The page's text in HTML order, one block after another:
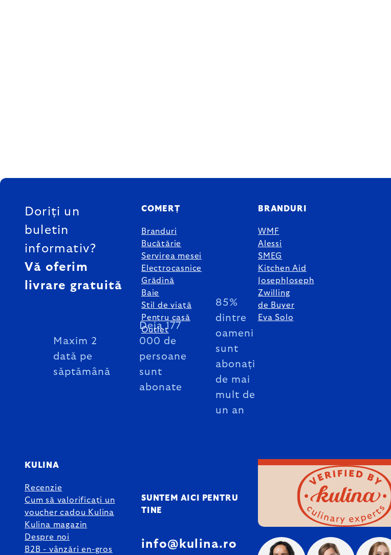
SUBSOL
Doriți un
buletin
informativ?
Vă oferim
livrare gratuită
Maxim 2
dată pe
săptămână
Deja 177
000 de
persoane
sunt
abonate
85%
dintre
oameni
sunt
abonați
de mai
mult de
un an
COMERȚ
Branduri
Bucătărie
Servirea mesei
Electrocasnice
Grădină
Baie
Stil de viață
Pentru casă
Outlet
BRANDURI
WMF
Alessi
SMEG
Kitchen Aid
JosephJoseph
Zwilling
de Buyer
Eva Solo
KULINA
Recenzie
Cum să valorificați un
voucher cadou Kulina
Kulina magazin
Despre noi
B2B - vânzări en-gros
SUNTEM AICI PENTRU
TINE
info@kulina.ro